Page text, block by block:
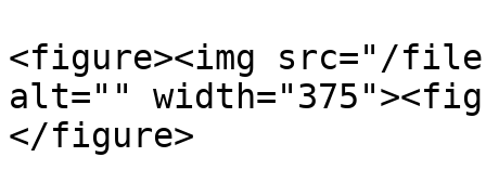
<figure><img src="/files/
alt=""
</figure>